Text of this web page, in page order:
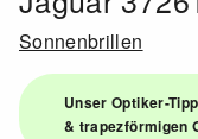
Sonnenbrillen
Unser Optiker-
& trapezförmigen